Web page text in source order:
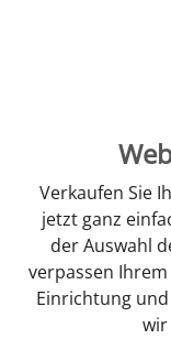
Verkaufen Sie
jetzt ganz
der Auswahl
verpassen
Einrichtung
wir